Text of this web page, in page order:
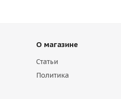
О магазине
Статьи
Политика